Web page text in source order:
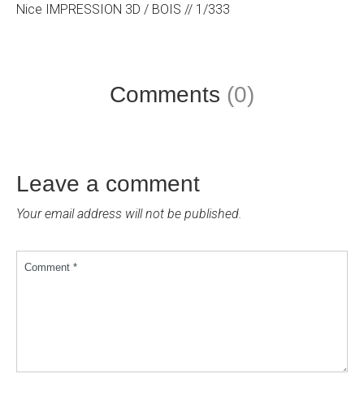
Nice IMPRESSION 3D / BOIS // 1/333
Comments (0)
Leave a comment
Your email address will not be published.
Comment *